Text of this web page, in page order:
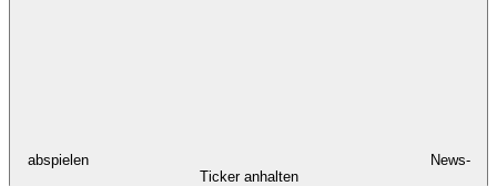
abspielen
News-
Ticker anhalten